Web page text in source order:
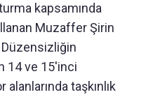
kapsamında
Muzaffer Şirin
Düzensizliğin
14 ve 15'inci
taşkınlık